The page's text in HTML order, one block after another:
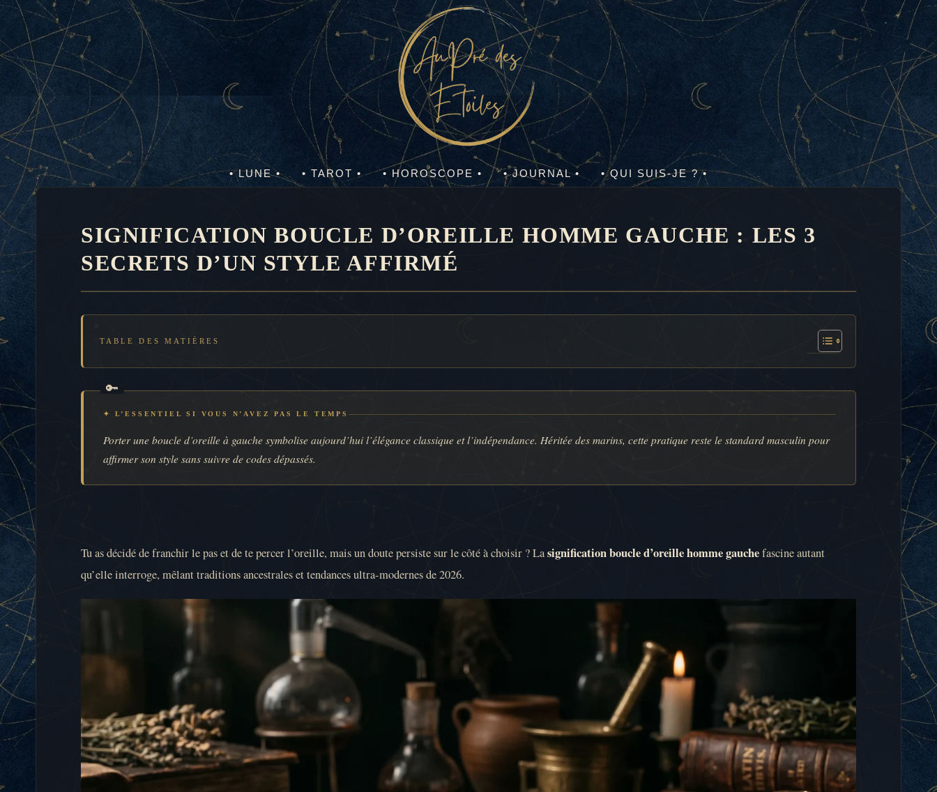
Aller
contenu
• LUNE • • TAROT • • HOROSCOPE • • JOURNAL • • QUI SUIS-JE ? •
SIGNIFICATION BOUCLE D’OREILLE HOMME GAUCHE : LES 3
SECRETS D’UN STYLE AFFIRMÉ
TABLE DES MATIÈRES
✦ L’ESSENTIEL SI VOUS N’AVEZ PAS LE TEMPS
Porter une boucle d’oreille à gauche symbolise aujourd’hui l’élégance classique et l’indépendance. Héritée des marins, cette pratique reste le standard masculin pour
affirmer son style sans suivre de codes dépassés.
Tu as décidé de franchir le pas et de te percer l’oreille, mais un doute persiste sur le côté à choisir ? Lasignification boucle d’oreille homme gauchefascine autant
qu’elle interroge, mêlant traditions ancestrales et tendances ultra-modernes de 2026.